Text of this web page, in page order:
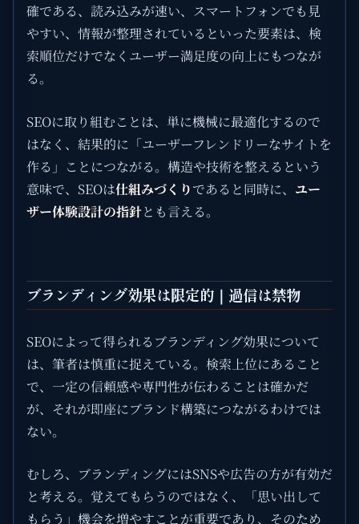
確である、読み込みが速い、スマートフォンでも見
やすい、情報が整理されているといった要素は、検
索順位だけでなくユーザー満足度の向上にもつなが
る。
SEOに取り組むことは、単に機械に最適化するので
はなく、結果的に「ユーザーフレンドリーなサイトを
作る」ことにつながる。構造や技術を整えるという
意味で、SEOは仕組みづくりであると同時に、 ユー
ザー体験設計の指針とも言える。
ブランディング効果は限定的｜過信は禁物
SEOによって得られるブランディング効果について
は、筆者は慎重に捉えている。検索上位にあること
で、一定の信頼感や専門性が伝わることは確かだ
が、それが即座にブランド構築につながるわけでは
ない。
むしろ、ブランディングにはSNSや広告の方が有効だ
と考える。覚えてもらうのではなく、「思い出して
もらう」機会を増やすことが重要であり、そのため